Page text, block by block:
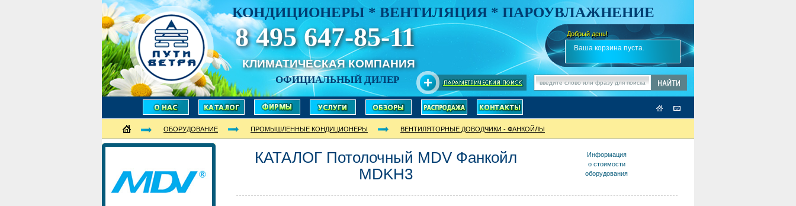
КОНДИЦИОНЕРЫ * ВЕНТИЛЯЦИЯ * ПАРОУВЛАЖНЕНИЕ
8 495 647-85-11
КЛИМАТИЧЕСКАЯ КОМПАНИЯ
ОФИЦИАЛЬНЫЙ ДИЛЕР
Добрый день!
✎Ваша корзина пуста.
ОБОРУДОВАНИЕ ПРОМЫШЛЕННЫЕ КОНДИЦИОНЕРЫ ВЕНТИЛЯТОРНЫЕ ДОВОДЧИКИ - ФАНКОЙЛЫ
КАТАЛОГ Потолочный MDV Фанкойл
MDKH3
Информация
о стоимости
оборудования